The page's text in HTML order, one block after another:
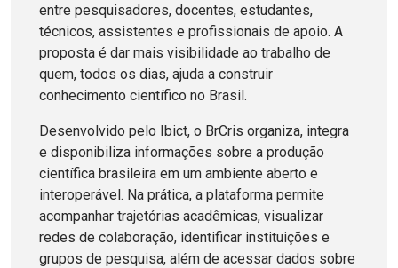
entre pesquisadores, docentes, estudantes,
técnicos, assistentes e profissionais de apoio. A
proposta é dar mais visibilidade ao trabalho de
quem, todos os dias, ajuda a construir
conhecimento científico no Brasil.
Desenvolvido pelo Ibict, o BrCris organiza, integra
e disponibiliza informações sobre a produção
científica brasileira em um ambiente aberto e
interoperável. Na prática, a plataforma permite
acompanhar trajetórias acadêmicas, visualizar
redes de colaboração, identificar instituições e
grupos de pesquisa, além de acessar dados sobre